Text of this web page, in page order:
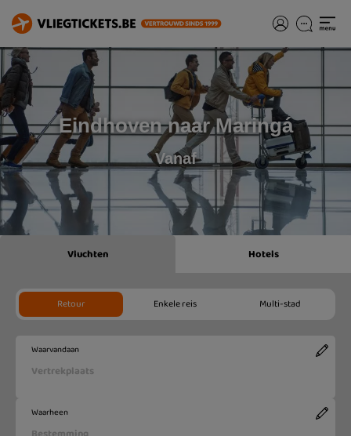
Eindhoven naar Maringá
Vanaf